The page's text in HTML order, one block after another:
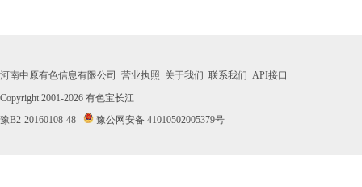
· 2026年07月24日有色宝长江1#电解锰价格市场行情
· 2026年07月23日有色宝长江1#电解锰价格市场行情
河南中原有色信息有限公司 营业执照 关于我们 联系我们 API接口
Copyright 2001-2026 有色宝长江
豫B2-20160108-48
豫公网安备 41010502005379号